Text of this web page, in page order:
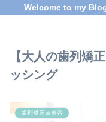
Welcome to my
【大人の歯列矯
ッシング
歯列矯正＆美容